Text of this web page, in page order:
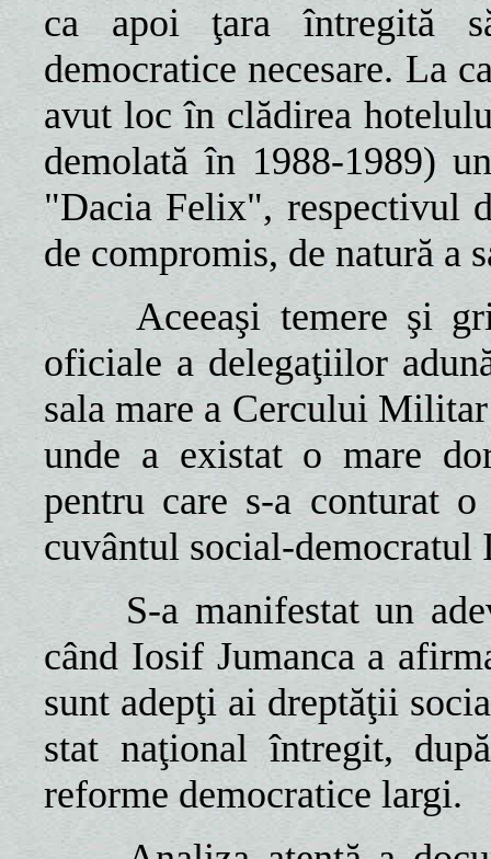
ca apoi ţara întregită
democratice necesare. La
avut loc în clădirea
demolată în 1988-1989)
"Dacia Felix", respectivul
de compromis, de natură a
Aceeaşi temere şi
oficiale a delegaţiilor
sala mare a Cercului
unde a existat o mare
pentru care s-a conturat
cuvântul social-democratul
S-a manifestat un
când Iosif Jumanca a
sunt adepţi ai dreptăţii
stat naţional întregit,
reforme democratice largi.